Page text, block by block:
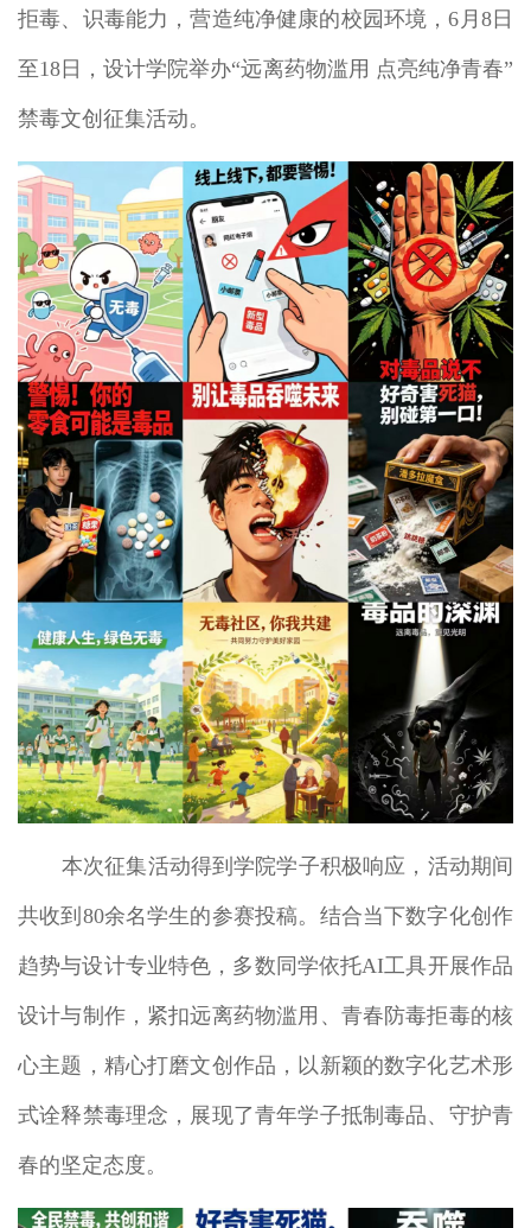
拒毒、识毒能力，营造纯净健康的校园环境，6月8日
至18日，设计学院举办“远离药物滥用 点亮纯净青春”
禁毒文创征集活动。
本次征集活动得到学院学子积极响应，活动期间
共收到80余名学生的参赛投稿。结合当下数字化创作
趋势与设计专业特色，多数同学依托AI工具开展作品
设计与制作，紧扣远离药物滥用、青春防毒拒毒的核
心主题，精心打磨文创作品，以新颖的数字化艺术形
式诠释禁毒理念，展现了青年学子抵制毒品、守护青
春的坚定态度。